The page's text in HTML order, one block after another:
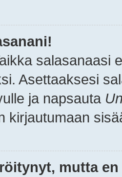
salasanaasi
Asettaaksesi
ja napsauta
kirjautumaan
mutta